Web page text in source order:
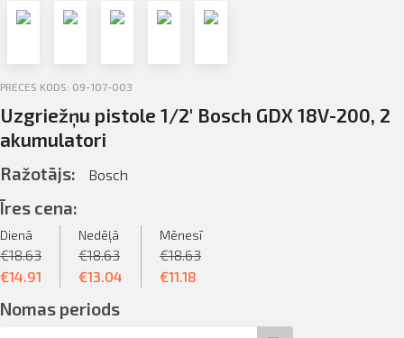
Iziet
PRECES KODS: 09-107-003
Uzgriežņu pistole 1/2′ Bosch GDX 18V-200, 2
akumulatori
Ražotājs: Bosch
Īres cena:
Dienā
€18.63
€14.91
Nedēļā
€18.63
€13.04
Mēnesī
€18.63
€11.18
Nomas periods